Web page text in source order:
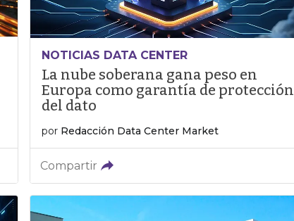
NOTICIAS DATA CENTER
La nube soberana gana peso en
Europa como garantía de protección
del dato
por Redacción Data Center Market
Compartir